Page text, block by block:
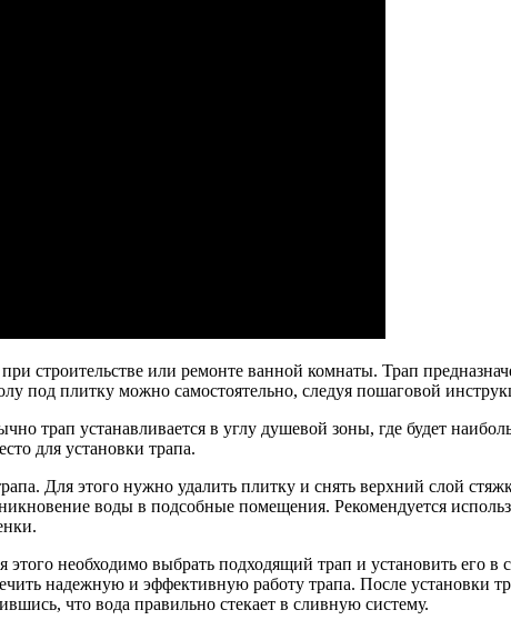
строительстве или ремонте ванной комнаты. Трап
под плитку можно самостоятельно, следуя пошаговой
трап устанавливается в углу душевой зоны, где будет
для установки трапа.
Для этого нужно удалить плитку и снять верхний слой
воды в подсобные помещения. Рекомендуется
необходимо выбрать подходящий трап и установить его в
надежную и эффективную работу трапа. После установки
что вода правильно стекает в сливную систему.